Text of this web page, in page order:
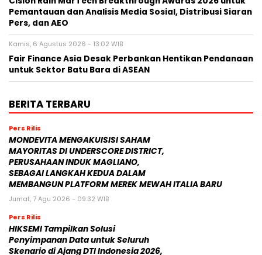
Pemantauan dan Analisis Media Sosial, Distribusi Siaran
Pers, dan AEO
Kamis, 6 Agustus 2026 - 13:02 WIB
Fair Finance Asia Desak Perbankan Hentikan Pendanaan
untuk Sektor Batu Bara di ASEAN
BERITA TERBARU
Pers Rilis
MONDEVITA MENGAKUISISI SAHAM
MAYORITAS DI UNDERSCORE DISTRICT,
PERUSAHAAN INDUK MAGLIANO,
SEBAGAI LANGKAH KEDUA DALAM
MEMBANGUN PLATFORM MEREK MEWAH ITALIA BARU
Jumat, 7 Agu 2026 - 09:32 WIB
Pers Rilis
HIKSEMI Tampilkan Solusi
Penyimpanan Data untuk Seluruh
Skenario di Ajang DTI Indonesia 2026,